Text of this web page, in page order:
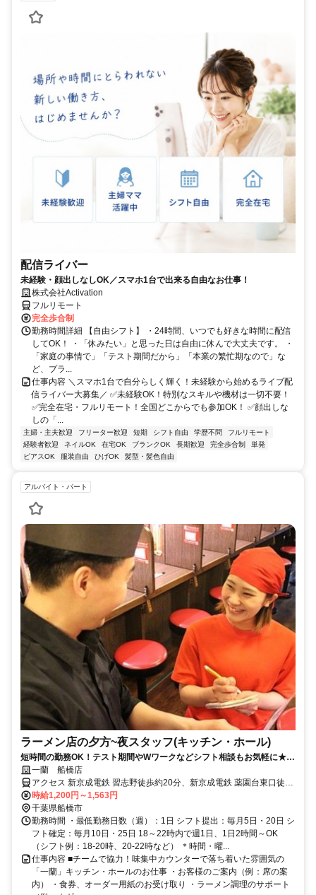
配信ライバー
未経験・顔出しなしOK／スマホ1台で出来る自由なお仕事！
株式会社Activation
フルリモート
完全歩合制
勤務時間詳細 【自由シフト】 ・24時間、いつでも好きな時間に配信
してOK！ ・「休みたい」と思った日は自由に休んで大丈夫です。 ・
「家庭の事情で」「テスト期間だから」「本業の繁忙期なので」な
ど、プラ...
仕事内容 ＼スマホ1台で自分らしく輝く！未経験から始めるライブ配
信ライバー大募集／ ✅未経験OK！特別なスキルや機材は一切不要！
✅完全在宅・フルリモート！全国どこからでも参加OK！ ✅顔出しな
しの「...
主婦・主夫歓迎 フリーター歓迎 短期 シフト自由 学歴不問
フルリモート
経験者歓迎
ネイルOK 在宅OK ブランクOK 長期歓迎 完全歩合制
単発
ピアスOK
服装自由 ひげOK 髪型・髪色自由
アルバイト・パート
ラーメン店の夕方~夜スタッフ(キッチン・ホール)
短時間の勤務OK！テスト期間やWワークなどシフト相談もお気軽に★髪
色自由・日払い可・食事補助あり
一蘭 船橋店
アクセス 新京成電鉄 習志野徒歩約20分、新京成電鉄 薬園台東口徒歩
約24分、東葉高速線 北習志野5番口徒歩約26分 習志野台団地入口を
南に240m,左折後100m/バス停習志野一丁目徒歩1分,北習志野団地入
口徒歩2分
時給1,200円～1,563円
千葉県船橋市
勤務時間 ・最低勤務日数（週）：1日 シフト提出：毎月5日・20日 シ
フト確定：毎月10日・25日 18～22時内で週1日、1日2時間～OK
（シフト例：18-20時、20-22時など） ＊時間・曜...
仕事内容 ■チームで協力！味集中カウンターで落ち着いた雰囲気の
「一蘭」キッチン・ホールのお仕事 ・お客様のご案内（例：席の案
内） ・食券、オーダー用紙のお受け取り ・ラーメン調理のサポート